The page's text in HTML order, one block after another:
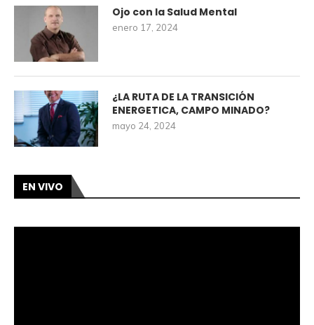
Ojo con la Salud Mental
enero 17, 2024
¿LA RUTA DE LA TRANSICIÓN
ENERGETICA, CAMPO MINADO?
mayo 24, 2024
EN VIVO